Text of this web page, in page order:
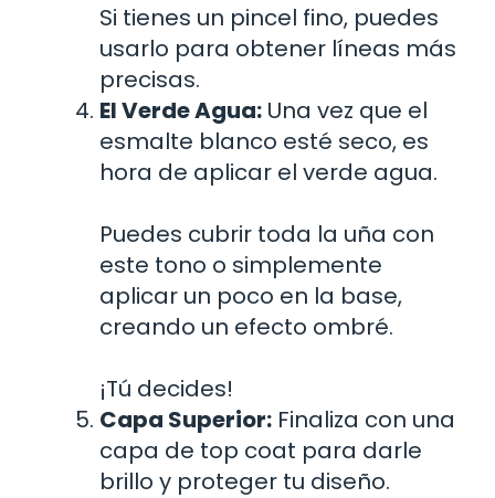
Si tienes un pincel fino, puedes
usarlo para obtener líneas más
precisas.
El Verde Agua: Una vez que el
esmalte blanco esté seco, es
hora de aplicar el verde agua.
Puedes cubrir toda la uña con
este tono o simplemente
aplicar un poco en la base,
creando un efecto ombré.
¡Tú decides!
Capa Superior: Finaliza con una
capa de top coat para darle
brillo y proteger tu diseño.